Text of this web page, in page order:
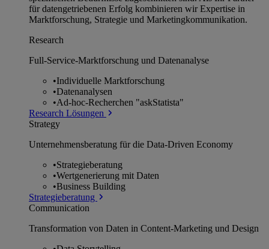
für datengetriebenen Erfolg kombinieren wir Expertise in
Marktforschung, Strategie und Marketingkommunikation.
Research
Full-Service-Marktforschung und Datenanalyse
•Individuelle Marktforschung
•Datenanalysen
•Ad-hoc-Recherchen "askStatista"
Research Lösungen
Strategy
Unternehmens­beratung für die Data-Driven Economy
•Strategieberatung
•Wertgenerierung mit Daten
•Business Building
Strategieberatung
Communication
Transformation von Daten in Content-Marketing und Design